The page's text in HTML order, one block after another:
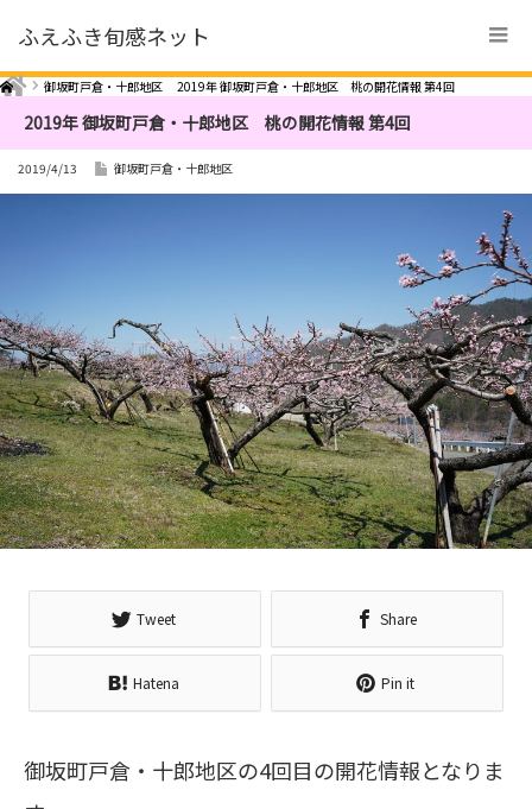
ふえふき旬感ネット
Home 御坂町戸倉・十郎地区 2019年 御坂町戸倉・十郎地区 桃の開花情報 第4回
2019年 御坂町戸倉・十郎地区 桃の開花情報 第4回
2019/4/13 御坂町戸倉・十郎地区
Tweet Share
Hatena Pin it
御坂町戸倉・十郎地区の4回目の開花情報となりま